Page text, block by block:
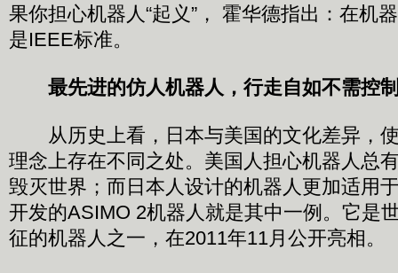
果你担心机器人“起义”， 霍华德指出：在机
是IEEE标准。
最先进的仿人机器人，行走自如不需控
从历史上看，日本与美国的文化差异，
理念上存在不同之处。美国人担心机器人总
毁灭世界；而日本人设计的机器人更加适用
开发的ASIMO 2机器人就是其中一例。它是
征的机器人之一，在2011年11月公开亮相。